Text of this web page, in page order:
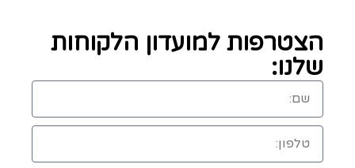
הצטרפות למועדון הלקוחות
שלנו: